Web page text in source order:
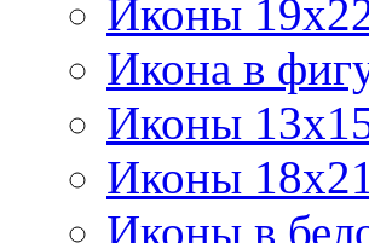
Иконы
Икона в
Иконы
Иконы
Иконы в